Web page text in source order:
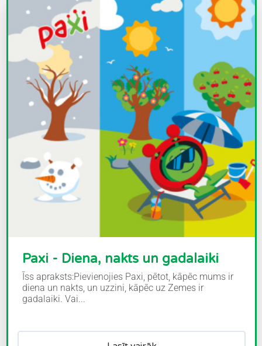
Paxi - Diena, nakts un gadalaiki
Īss apraksts:Pievienojies Paxi, pētot, kāpēc mums ir
diena un nakts, un uzzini, kāpēc uz Zemes ir
gadalaiki. Vai...